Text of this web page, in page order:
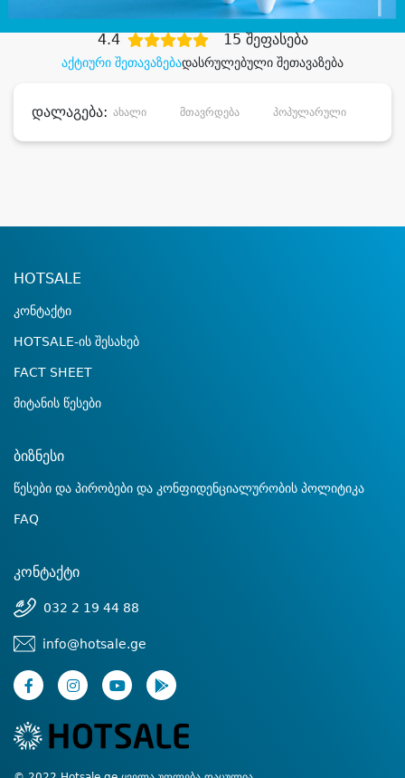
აქტიური შეთავაზებადასრულებული შეთავაზება
4.4 15 შეფასება
დალაგება: ახალი მთავრდება პოპულარული
HOTSALE
კონტაქტი
HOTSALE-ის შესახებ
FACT SHEET
მიტანის წესები
ბიზნესი
წესები და პირობები და კონფიდენციალურობის პოლიტიკა
FAQ
კონტაქტი
032 2 19 44 88
info@hotsale.ge